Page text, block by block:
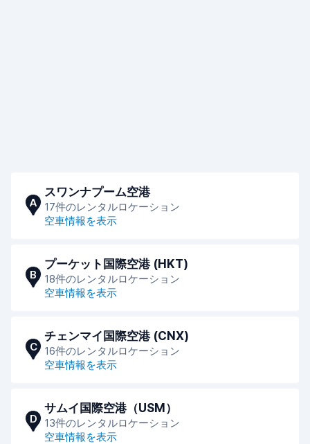
A
スワンナプーム空港
17件のレンタルロケーション
空車情報を表示
B
プーケット国際空港 (HKT)
18件のレンタルロケーション
空車情報を表示
C
チェンマイ国際空港 (CNX)
16件のレンタルロケーション
空車情報を表示
D
サムイ国際空港（USM）
13件のレンタルロケーション
空車情報を表示